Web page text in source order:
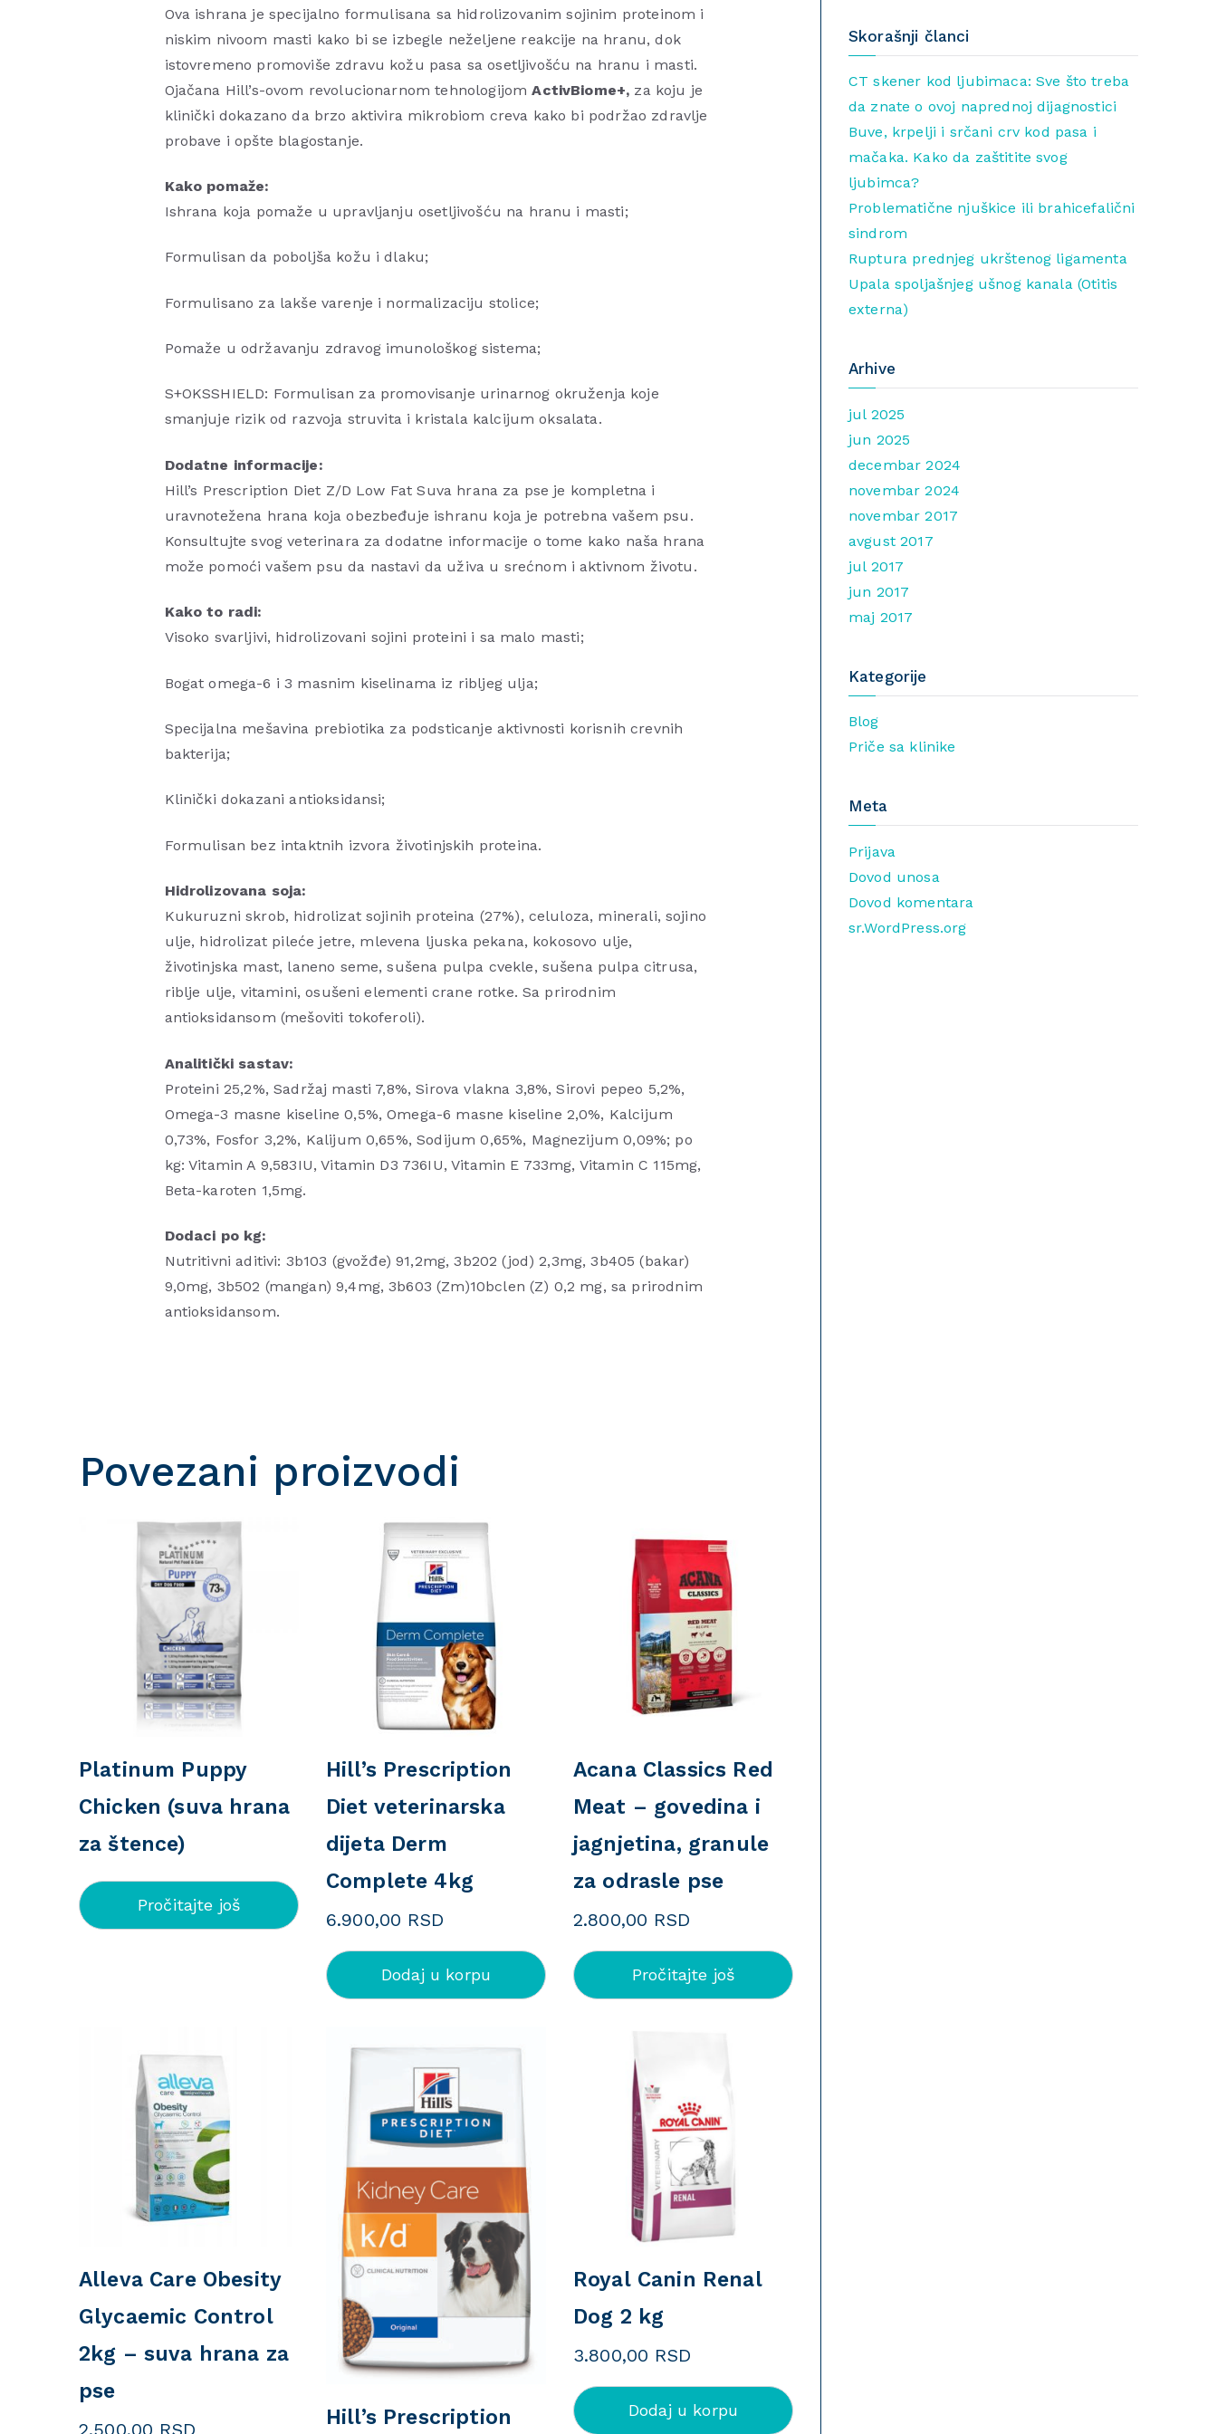
Ova ishrana je specijalno formulisana sa hidrolizovanim sojinim proteinom i
niskim nivoom masti kako bi se izbegle neželjene reakcije na hranu, dok
istovremeno promoviše zdravu kožu pasa sa osetljivošću na hranu i masti.
Ojačana Hill’s-ovom revolucionarnom tehnologijomActivBiome+, za koju je
klinički dokazano da brzo aktivira mikrobiom creva kako bi podržao zdravlje
probave i opšte blagostanje.
Kako pomaže:
Ishrana koja pomaže u upravljanju osetljivošću na hranu i masti;
Formulisan da poboljša kožu i dlaku;
Formulisano za lakše varenje i normalizaciju stolice;
Pomaže u održavanju zdravog imunološkog sistema;
S+OKSSHIELD: Formulisan za promovisanje urinarnog okruženja koje
smanjuje rizik od razvoja struvita i kristala kalcijum oksalata.
Dodatne informacije:
Hill’s Prescription Diet Z/D Low Fat Suva hrana za pse je kompletna i
uravnotežena hrana koja obezbeđuje ishranu koja je potrebna vašem psu.
Konsultujte svog veterinara za dodatne informacije o tome kako naša hrana
može pomoći vašem psu da nastavi da uživa u srećnom i aktivnom životu.
Kako to radi:
Visoko svarljivi, hidrolizovani sojini proteini i sa malo masti;
Bogat omega-6 i 3 masnim kiselinama iz ribljeg ulja;
Specijalna mešavina prebiotika za podsticanje aktivnosti korisnih crevnih
bakterija;
Klinički dokazani antioksidansi;
Formulisan bez intaktnih izvora životinjskih proteina.
Hidrolizovana soja:
Kukuruzni skrob, hidrolizat sojinih proteina (27%), celuloza, minerali, sojino
ulje, hidrolizat pileće jetre, mlevena ljuska pekana, kokosovo ulje,
životinjska mast, laneno seme, sušena pulpa cvekle, sušena pulpa citrusa,
riblje ulje, vitamini, osušeni elementi crane rotke. Sa prirodnim
antioksidansom (mešoviti tokoferoli).
Analitički sastav:
Proteini 25,2%, Sadržaj masti 7,8%, Sirova vlakna 3,8%, Sirovi pepeo 5,2%,
Omega-3 masne kiseline 0,5%, Omega-6 masne kiseline 2,0%, Kalcijum
0,73%, Fosfor 3,2%, Kalijum 0,65%, Sodijum 0,65%, Magnezijum 0,09%; po
kg: Vitamin A 9,583IU, Vitamin D3 736IU, Vitamin E 733mg, Vitamin C 115mg,
Beta-karoten 1,5mg.
Dodaci po kg:
Nutritivni aditivi: 3b103 (gvožđe) 91,2mg, 3b202 (jod) 2,3mg, 3b405 (bakar)
9,0mg, 3b502 (mangan) 9,4mg, 3b603 (Zm)10bclen (Z) 0,2 mg, sa prirodnim
antioksidansom.
Povezani proizvodi
Platinum Puppy
Chicken (suva hrana
za štence)
Pročitajte još
Hill’s Prescription
Diet veterinarska
dijeta Derm
Complete 4kg
6.900,00 RSD
Dodaj u korpu
Acana Classics Red
Meat – govedina i
jagnjetina, granule
za odrasle pse
2.800,00 RSD
Pročitajte još
Alleva Care Obesity
Glycaemic Control
2kg – suva hrana za
pse
2.500,00 RSD Hill’s Prescription
Royal Canin Renal
Dog 2 kg
3.800,00 RSD
Dodaj u korpu
Skorašnji članci
CT skener kod ljubimaca: Sve što treba
da znate o ovoj naprednoj dijagnostici
Buve, krpelji i srčani crv kod pasa i
mačaka. Kako da zaštitite svog
ljubimca?
Problematične njuškice ili brahicefalični
sindrom
Ruptura prednjeg ukrštenog ligamenta
Upala spoljašnjeg ušnog kanala (Otitis
externa)
Arhive
jul 2025
jun 2025
decembar 2024
novembar 2024
novembar 2017
avgust 2017
jul 2017
jun 2017
maj 2017
Kategorije
Blog
Priče sa klinike
Meta
Prijava
Dovod unosa
Dovod komentara
sr.WordPress.org